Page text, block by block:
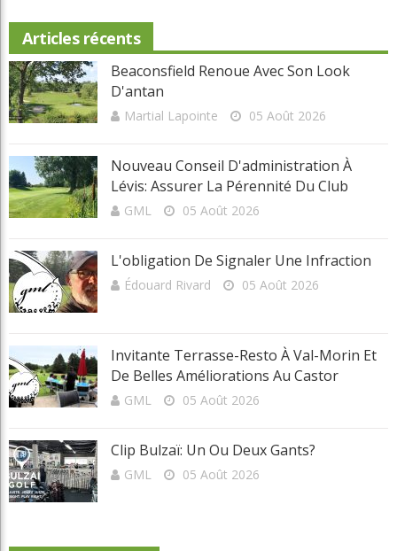
Articles récents
Beaconsfield Renoue Avec Son Look
D'antan
Martial Lapointe 05 Août 2026
Nouveau Conseil D'administration À
Lévis: Assurer La Pérennité Du Club
GML 05 Août 2026
L'obligation De Signaler Une Infraction
Édouard Rivard 05 Août 2026
Invitante Terrasse-Resto À Val-Morin Et
De Belles Améliorations Au Castor
GML 05 Août 2026
Clip Bulzaï: Un Ou Deux Gants?
GML 05 Août 2026